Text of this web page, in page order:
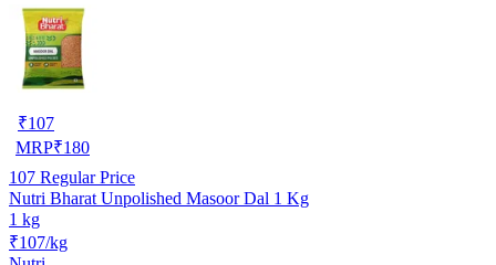
₹107
MRP₹180
107 Regular Price
Nutri Bharat Unpolished Masoor Dal 1 Kg
1 kg
₹107/kg